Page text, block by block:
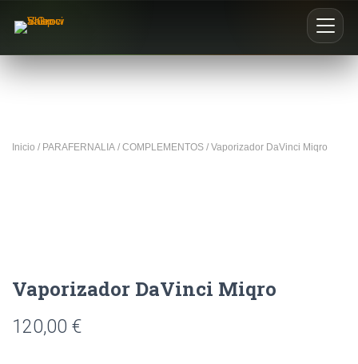
Inicio / PARAFERNALIA / COMPLEMENTOS / Vaporizador DaVinci Miqro
Vaporizador DaVinci Miqro
120,00 €